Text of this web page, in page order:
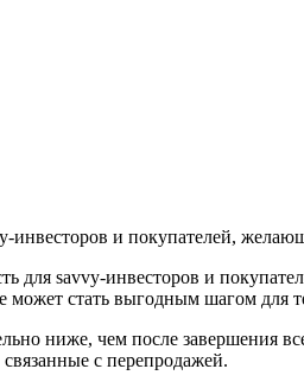
инвесторов и покупателей,
для savvy-инвесторов и
стать выгодным шагом для
ниже, чем после завершения
с перепродажей.